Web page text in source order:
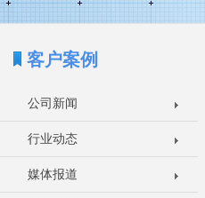
客户案例
公司新闻
行业动态
媒体报道